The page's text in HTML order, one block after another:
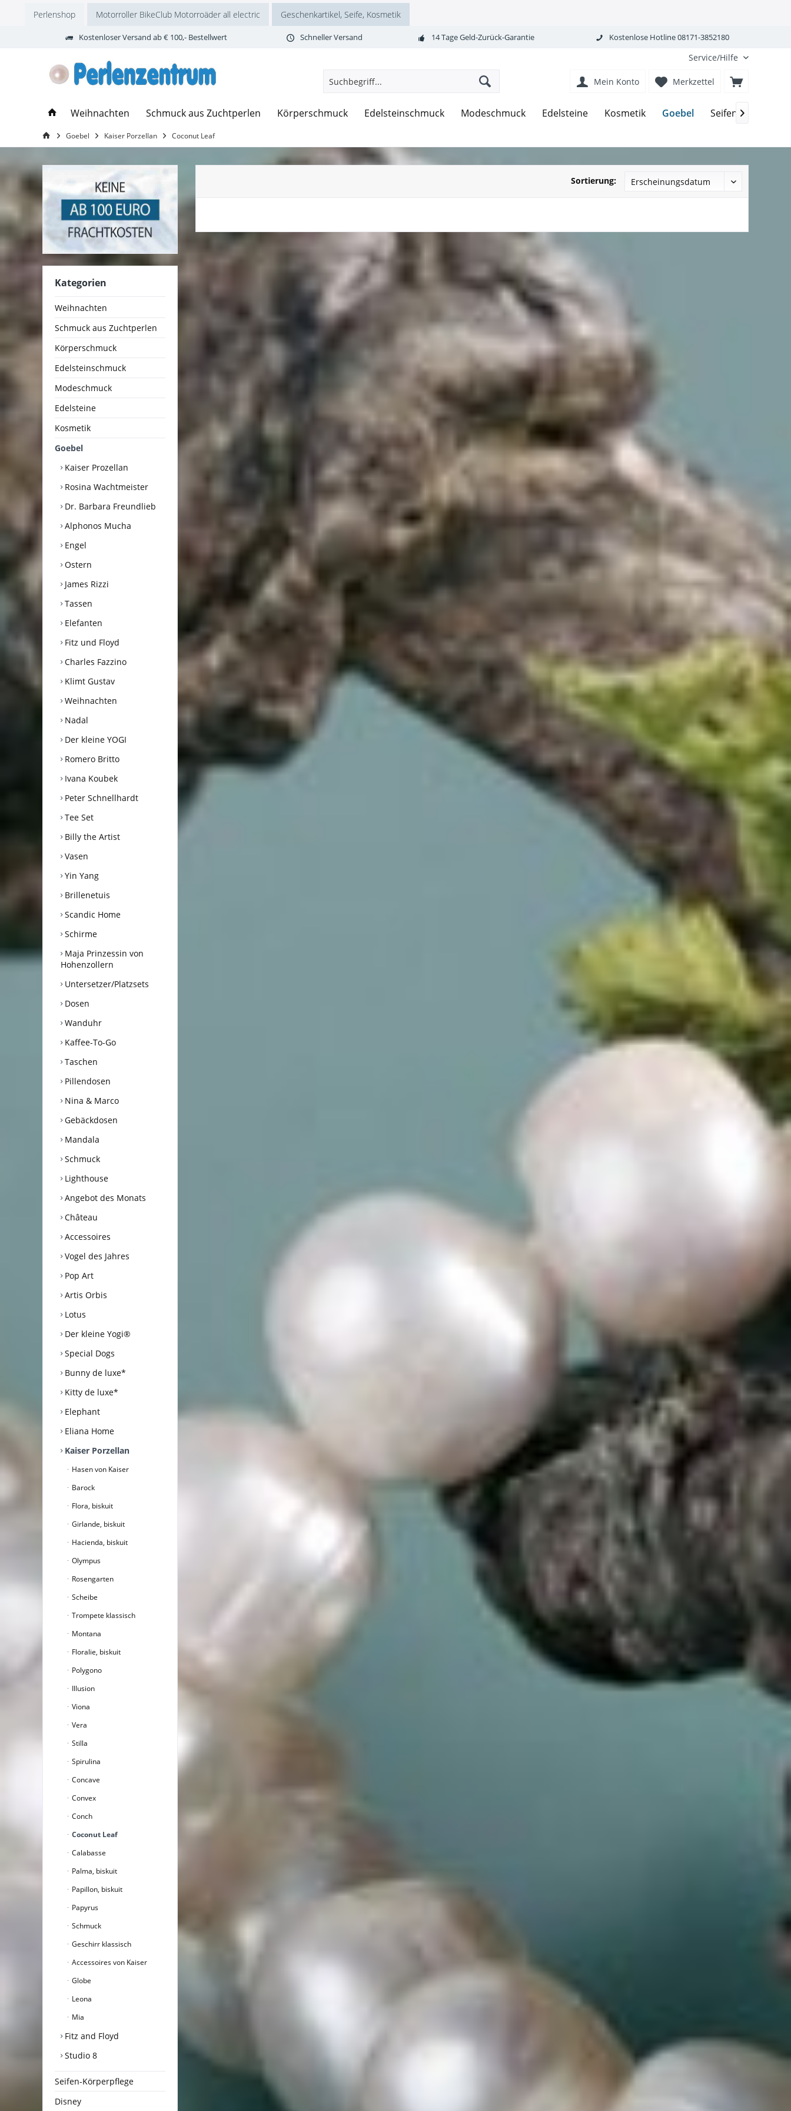
Perlenshop Motorroller BikeClub Motorroäder all electric Geschenkartikel, Seife, Kosmetik
Kostenloser Versand ab € 100,- Bestellwert Schneller Versand 14 Tage Geld-Zurück-Garantie Kostenlose Hotline 08171-3852180
Service/Hilfe
Merkzettel
Mein Konto
Weihnachten Schmuck aus Zuchtperlen Körperschmuck Edelsteinschmuck Modeschmuck Edelsteine Kosmetik Goebel Seifen-
Goebel Kaiser Porzellan Coconut Leaf
Kategorien
Weihnachten
Schmuck aus Zuchtperlen
Körperschmuck
Edelsteinschmuck
Modeschmuck
Edelsteine
Kosmetik
Goebel
Kaiser Prozellan
Rosina Wachtmeister
Dr. Barbara Freundlieb
Alphonos Mucha
Engel
Ostern
James Rizzi
Tassen
Elefanten
Fitz und Floyd
Charles Fazzino
Klimt Gustav
Weihnachten
Nadal
Der kleine YOGI
Romero Britto
Ivana Koubek
Peter Schnellhardt
Tee Set
Billy the Artist
Vasen
Yin Yang
Brillenetuis
Scandic Home
Schirme
Maja Prinzessin von
Hohenzollern
Untersetzer/Platzsets
Dosen
Wanduhr
Kaffee-To-Go
Taschen
Pillendosen
Nina & Marco
Gebäckdosen
Mandala
Schmuck
Lighthouse
Angebot des Monats
Château
Accessoires
Vogel des Jahres
Pop Art
Artis Orbis
Lotus
Der kleine Yogi®
Special Dogs
Bunny de luxe*
Kitty de luxe*
Elephant
Eliana Home
Kaiser Porzellan
Hasen von Kaiser
Barock
Flora, biskuit
Girlande, biskuit
Hacienda, biskuit
Olympus
Rosengarten
Scheibe
Trompete klassisch
Montana
Floralie, biskuit
Polygono
Illusion
Viona
Vera
Stilla
Spirulina
Concave
Convex
Conch
Coconut Leaf
Calabasse
Palma, biskuit
Papillon, biskuit
Papyrus
Schmuck
Geschirr klassisch
Accessoires von Kaiser
Globe
Leona
Mia
Fitz and Floyd
Studio 8
Seifen-Körperpflege
Disney
Sortierung: